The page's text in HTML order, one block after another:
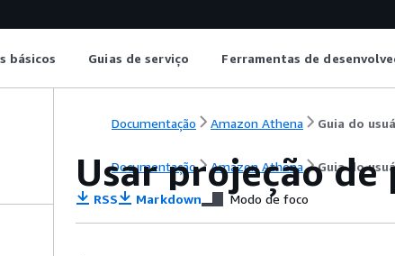
básicos Guias de serviço Ferramentas de
Documentação Amazon Athena Guia do
Documentação Amazon Athena Guia do
Usar projeção
RSS Markdown Modo de foco